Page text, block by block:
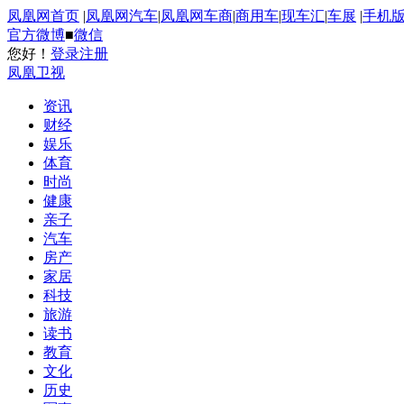
凤凰网首页 |凤凰网汽车|凤凰网车商|商用车|现车汇|车展 |手机版
官方微博■微信
您好！ 登录注册
凤凰卫视
资讯
财经
娱乐
体育
时尚
健康
亲子
汽车
房产
家居
科技
旅游
读书
教育
文化
历史